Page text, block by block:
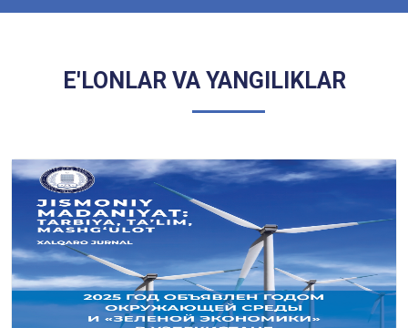
E'LONLAR VA YANGILIKLAR